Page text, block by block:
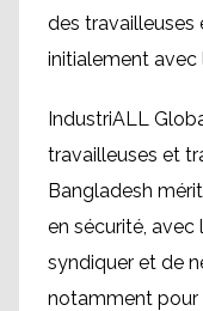
des travailleuses
initialement avec
IndustriALL
travailleuses et
Bangladesh
en sécurité, avec
syndiquer et de
notamment pour